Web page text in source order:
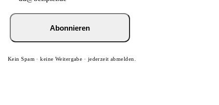
Abonnieren
Kein Spam · keine Weitergabe · jederzeit abmelden.